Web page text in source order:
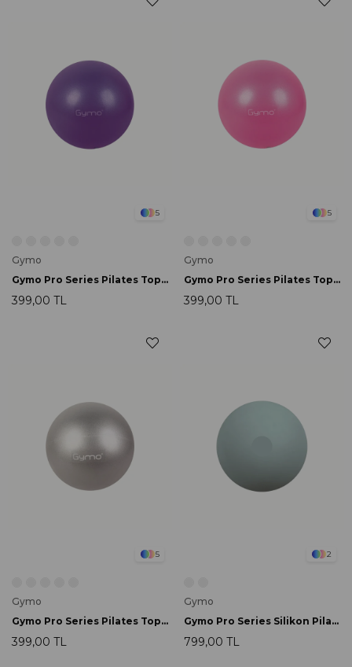
5
Gymo
Gymo Pro Series Pilates Topu 25cm Mor
399,00 TL
5
Gymo
Gymo Pro Series Pilates Topu 25cm Pembe
399,00 TL
5
Gymo
Gymo Pro Series Pilates Topu 25cm Gümüş
399,00 TL
2
Gymo
Gymo Pro Series Silikon Pilates Topu 20cm Nane Yeşili
799,00 TL